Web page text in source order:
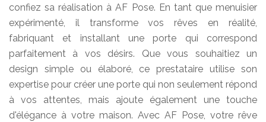
confiez sa réalisation à AF Pose. En tant que menuisier
expérimenté, il transforme vos rêves en réalité,
fabriquant et installant une porte qui correspond
parfaitement à vos désirs. Que vous souhaitiez un
design simple ou élaboré, ce prestataire utilise son
expertise pour créer une porte qui non seulement répond
à vos attentes, mais ajoute également une touche
d'élégance à votre maison. Avec AF Pose, votre rêve